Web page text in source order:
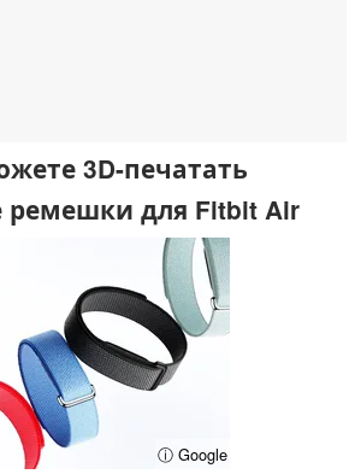
3D-печатать
ремешки для Fitbit Air
ⓘ Google